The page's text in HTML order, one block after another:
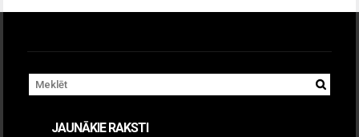
JAUNĀKIE RAKSTI